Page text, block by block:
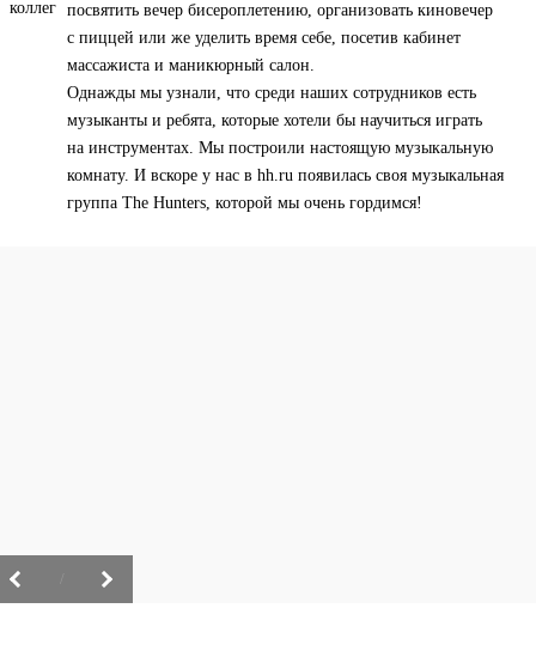
посвятить вечер бисероплетению, организовать киновечер
с пиццей или же уделить время себе, посетив кабинет
массажиста и маникюрный салон.
Однажды мы узнали, что среди наших сотрудников есть
музыканты и ребята, которые хотели бы научиться играть
на инструментах. Мы построили настоящую музыкальную
комнату. И вскоре у нас в hh.ru появилась своя музыкальная
группа The Hunters, которой мы очень гордимся!